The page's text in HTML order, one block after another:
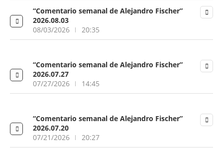
“Comentario semanal de Alejandro Fischer”
2026.08.03
08/03/2026
20:35
“Comentario semanal de Alejandro Fischer”
2026.07.27
07/27/2026
14:45
“Comentario semanal de Alejandro Fischer”
2026.07.20
07/21/2026
20:27